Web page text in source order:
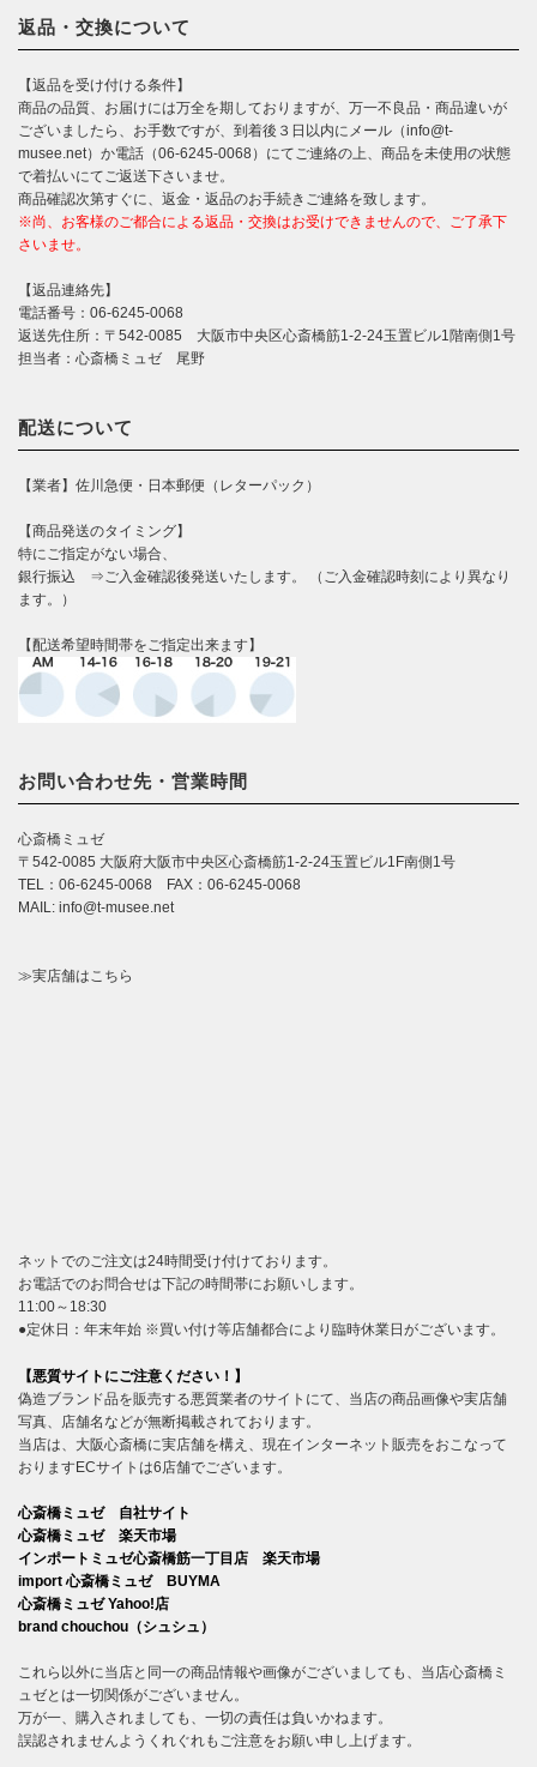
返品・交換について
【返品を受け付ける条件】
商品の品質、お届けには万全を期しておりますが、万一不良品・商品違いが
ございましたら、お手数ですが、到着後３日以内にメール（info@t-
musee.net）か電話（06-6245-0068）にてご連絡の上、商品を未使用の状態
で着払いにてご返送下さいませ。
商品確認次第すぐに、返金・返品のお手続きご連絡を致します。
※尚、お客様のご都合による返品・交換はお受けできませんので、ご了承下
さいませ。
【返品連絡先】
電話番号：06-6245-0068
返送先住所：〒542-0085 大阪市中央区心斎橋筋1-2-24玉置ビル1階南側1号
担当者：心斎橋ミュゼ 尾野
配送について
【業者】佐川急便・日本郵便（レターパック）
【商品発送のタイミング】
特にご指定がない場合、
銀行振込 ⇒ご入金確認後発送いたします。 （ご入金確認時刻により異なり
ます。）
【配送希望時間帯をご指定出来ます】
お問い合わせ先・営業時間
心斎橋ミュゼ
〒542-0085 大阪府大阪市中央区心斎橋筋1-2-24玉置ビル1F南側1号
TEL：06-6245-0068 FAX：06-6245-0068
MAIL: info@t-musee.net
≫実店舗はこちら
ネットでのご注文は24時間受け付けております。
お電話でのお問合せは下記の時間帯にお願いします。
11:00～18:30
●定休日：年末年始 ※買い付け等店舗都合により臨時休業日がございます。
【悪質サイトにご注意ください！】
偽造ブランド品を販売する悪質業者のサイトにて、当店の商品画像や実店舗
写真、店舗名などが無断掲載されております。
当店は、大阪心斎橋に実店舗を構え、現在インターネット販売をおこなって
おりますECサイトは6店舗でございます。
心斎橋ミュゼ 自社サイト
心斎橋ミュゼ 楽天市場
インポートミュゼ心斎橋筋一丁目店 楽天市場
import 心斎橋ミュゼ BUYMA
心斎橋ミュゼ Yahoo!店
brand chouchou（シュシュ）
これら以外に当店と同一の商品情報や画像がございましても、当店心斎橋ミ
ュゼとは一切関係がございません。
万が一、購入されましても、一切の責任は負いかねます。
誤認されませんようくれぐれもご注意をお願い申し上げます。